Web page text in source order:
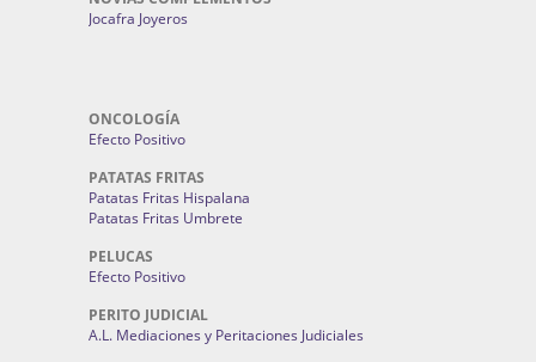
Jocafra Joyeros
ONCOLOGÍA
Efecto Positivo
PATATAS FRITAS
Patatas Fritas Hispalana
Patatas Fritas Umbrete
PELUCAS
Efecto Positivo
PERITO JUDICIAL
A.L. Mediaciones y Peritaciones Judiciales